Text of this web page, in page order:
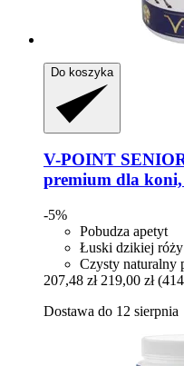
Do koszyka
V-POINT
premium dla koni,
-5%
Pobudza apetyt
Łuski dzikiej
Czysty naturalny
207,48 zł 219,00 zł
Dostawa do 12 sierpnia